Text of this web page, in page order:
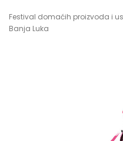
Festival domaćih proizvoda i
Banja Luka